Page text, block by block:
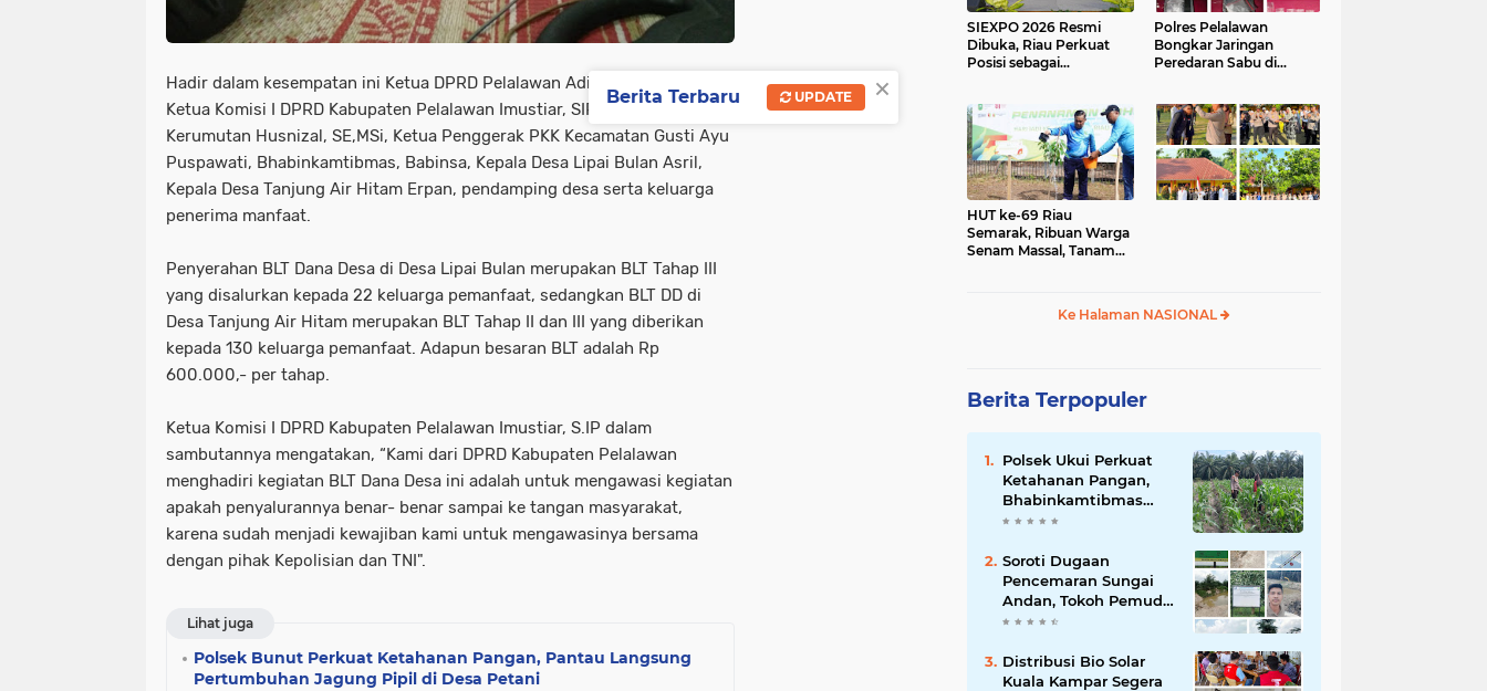
Hadir dalam kesempatan ini Ketua DPRD Pelalawan Adi Sukemi, ST.MM,
Ketua Komisi I DPRD Kabupaten Pelalawan Imustiar, SIP, Camat
Kerumutan Husnizal, SE,MSi, Ketua Penggerak PKK Kecamatan Gusti Ayu
Puspawati, Bhabinkamtibmas, Babinsa, Kepala Desa Lipai Bulan Asril,
Kepala Desa Tanjung Air Hitam Erpan, pendamping desa serta keluarga
penerima manfaat.
Penyerahan BLT Dana Desa di Desa Lipai Bulan merupakan BLT Tahap III
yang disalurkan kepada 22 keluarga pemanfaat, sedangkan BLT DD di
Desa Tanjung Air Hitam merupakan BLT Tahap II dan III yang diberikan
kepada 130 keluarga pemanfaat. Adapun besaran BLT adalah Rp
600.000,- per tahap.
Ketua Komisi I DPRD Kabupaten Pelalawan Imustiar, S.IP dalam
sambutannya mengatakan, “Kami dari DPRD Kabupaten Pelalawan
menghadiri kegiatan BLT Dana Desa ini adalah untuk mengawasi kegiatan
apakah penyalurannya benar- benar sampai ke tangan masyarakat,
karena sudah menjadi kewajiban kami untuk mengawasinya bersama
dengan pihak Kepolisian dan TNI".
Lihat juga
Polsek Bunut Perkuat Ketahanan Pangan, Pantau Langsung
Pertumbuhan Jagung Pipil di Desa Petani
SIEXPO 2026 Resmi
Dibuka, Riau Perkuat
Posisi sebagai
Polres Pelalawan
Bongkar Jaringan
Peredaran Sabu di
Berantai
HUT ke-69 Riau
Semarak, Ribuan Warga
Senam Massal, Tanam
Ke Halaman NASIONAL
Berita Terpopuler
Polsek Ukui Perkuat
Ketahanan Pangan,
Bhabinkamtibmas
Pantau Pertumbuhan
Air Hitam
Soroti Dugaan
Pencemaran Sungai
Andan, Tokoh Pemuda
Desak Investigasi PT
Distribusi Bio Solar
Kuala Kampar Segera
×
Berita Terbaru UPDATE